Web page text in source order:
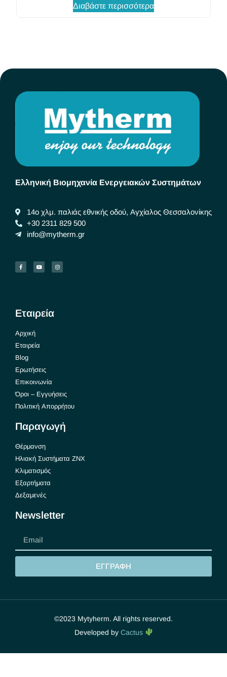
Διαβάστε περισσότερα
Ελληνική Βιομηχανία Ενεργειακών Συστημάτων
14ο χλμ. παλιάς εθνικής οδού, Αγχίαλος Θεσσαλονίκης
+30 2311 829 500
info@mytherm.gr
Εταιρεία
Αρχική
Εταιρεία
Blog
Ερωτήσεις
Επικοινωνία
Όροι – Εγγυήσεις
Πολιτική Απορρήτου
Παραγωγή
Θέρμανση
Ηλιακή Συστήματα ΖΝΧ
Κλιματισμός
Εξαρτήματα
Δεξαμενές
Newsletter
ΕΓΓΡΑΦΗ
©2023 Mytyherm. All rights reserved.
Developed by Cactus